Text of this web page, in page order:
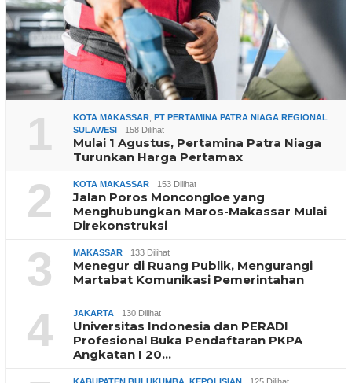
1 KOTA MAKASSAR PT PERTAMINA PATRA NIAGA REGIONAL
SULAWESI
158 Dilihat
Mulai 1 Agustus, Pertamina Patra Niaga
Turunkan Harga Pertamax
2 KOTA MAKASSAR 153 Dilihat
Jalan Poros Moncongloe yang
Menghubungkan Maros-Makassar Mulai
Direkonstruksi
3 MAKASSAR 133 Dilihat
Menegur di Ruang Publik, Mengurangi
Martabat Komunikasi Pemerintahan
4 JAKARTA 130 Dilihat
Universitas Indonesia dan PERADI
Profesional Buka Pendaftaran PKPA
Angkatan I 20…